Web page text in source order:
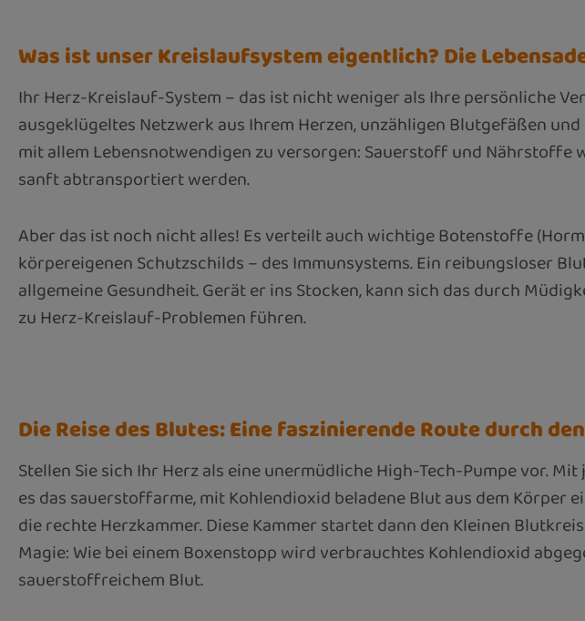
Was ist unser Kreislaufsystem eigentlich? Die
Ihr Herz-Kreislauf-System – das ist nicht weniger als Ihre persönliche
ausgeklügeltes Netzwerk aus Ihrem Herzen, unzähligen Blutgefäßen
mit allem Lebensnotwendigen zu versorgen: Sauerstoff und
sanft abtransportiert werden.
Aber das ist noch nicht alles! Es verteilt auch wichtige Botenstoffe
körpereigenen Schutzschilds – des Immunsystems. Ein reibungsloser
allgemeine Gesundheit. Gerät er ins Stocken, kann sich das durch
zu Herz-Kreislauf-Problemen führen.
Die Reise des Blutes: Eine faszinierende Route durch
Stellen Sie sich Ihr Herz als eine unermüdliche High-Tech-Pumpe vor.
es das sauerstoffarme, mit Kohlendioxid beladene Blut aus dem Körper
die rechte Herzkammer. Diese Kammer startet dann den Kleinen
Magie: Wie bei einem Boxenstopp wird verbrauchtes Kohlendioxid
sauerstoffreichem Blut.